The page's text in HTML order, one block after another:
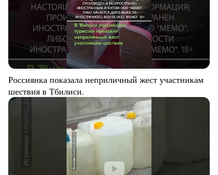
Россиянка показала неприличный жест участникам
шествия в Тбилиси.